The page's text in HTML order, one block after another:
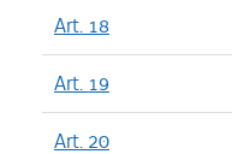
Art. 18
Art. 19
Art. 20